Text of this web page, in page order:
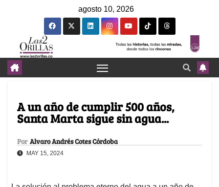
agosto 10, 2026
A un año de cumplir 500 años,
Santa Marta sigue sin agua...
Por Alvaro Andrés Cotes Córdoba
MAY 15, 2024